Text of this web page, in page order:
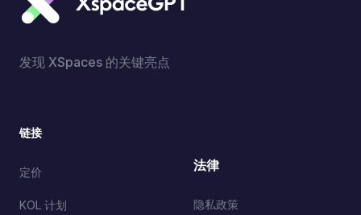
发现 XSpaces 的关键亮点
链接
定价
KOL 计划
法律
隐私政策